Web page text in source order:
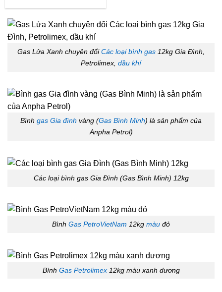
Gas Lửa Xanh chuyên đổiCác loại bình gas 12kg Gia Đình,
Petrolimex, dầu khí
Bình gas Gia đình vàng (Gas Bình Minh) là sản phẩm của
Anpha Petrol)
Các loại bình gas Gia Đình (Gas Bình Minh) 12kg
Bình Gas PetroVietNam 12kg màu đỏ
Bình Gas Petrolimex12kg màu xanh dương